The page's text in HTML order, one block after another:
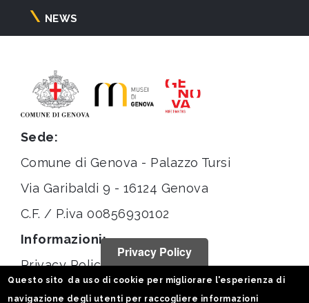
NEWS
Sede:
Comune di Genova - Palazzo Tursi
Via Garibaldi 9 - 16124 Genova
C.F. / P.iva 00856930102
Informazioni:
Privacy Policy
Privacy Policy
Questo sito da uso di cookie per migliorare l'esperienza di
navigazione degli utenti per raccogliere informazioni